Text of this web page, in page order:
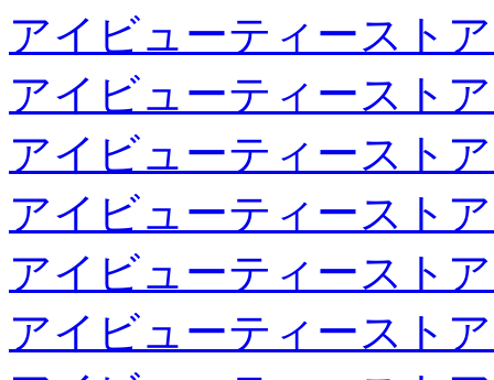
アイビューティースト
アイビューティースト
アイビューティースト
アイビューティースト
アイビューティースト
アイビューティースト